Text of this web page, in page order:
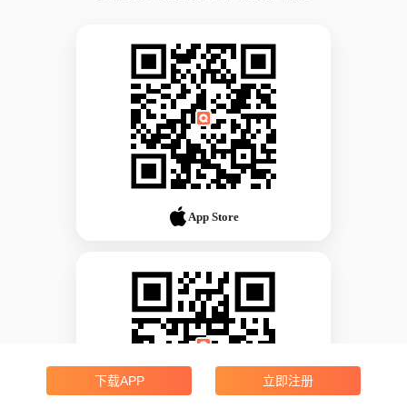
App Store
下载APP 立即注册